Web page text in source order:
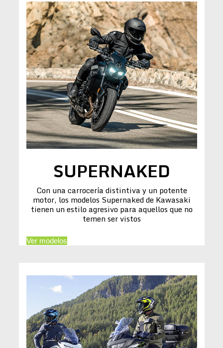
SUPERNAKED
Con una carrocería distintiva y un potente
motor, los modelos Supernaked de Kawasaki
tienen un estilo agresivo para aquellos que no
temen ser vistos
Ver modelos